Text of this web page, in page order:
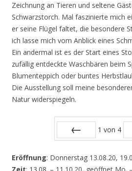
Zeichnung an Tieren und seltene
Schwarzstorch. Mal faszinierte mich
er seine Flügel faltet, die besondere
ich lasse mich vom Anblick eines
Ein andermal ist es der Start eines
zufällig entdeckte Waschbären beim
Blumenteppich oder buntes
Die Ausstellung soll meine
Natur widerspiegeln.
1 von 4
Eröffnung: Donnerstag 13.08.20,